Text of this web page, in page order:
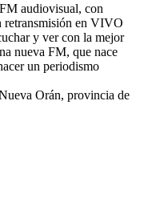
audiovisual, con
en VIVO
y ver con la mejor
nueva FM, que nace
un periodismo
Orán, provincia de